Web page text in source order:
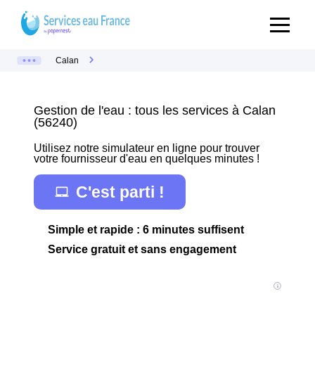
Calan
Gestion de l'eau : tous les services à Calan
(56240)
Utilisez notre simulateur en ligne pour trouver
votre fournisseur d'eau en quelques minutes !
C'est parti !
Simple et rapide : 6 minutes suffisent
Service gratuit et sans engagement